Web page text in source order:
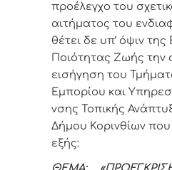
προέλεγχο του
αιτήματος του
θέτει δε υπ’ όψιν
Ποιότητας Ζωής την
εισήγηση του
Εμπορίου και
νσης Τοπικής
Δήμου Κορινθίων που
εξής:
ΘΕΜΑ: «